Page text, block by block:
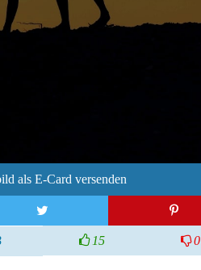
als E-Card versenden
15 0